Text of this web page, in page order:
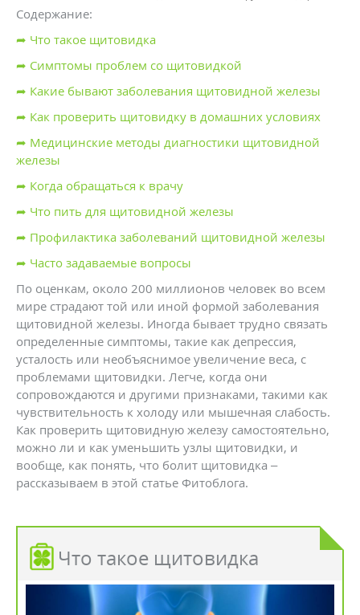
Содержание:
➦ Что такое щитовидка
➦ Симптомы проблем со щитовидкой
➦ Какие бывают заболевания щитовидной железы
➦ Как проверить щитовидку в домашних условиях
➦ Медицинские методы диагностики щитовидной
железы
➦ Когда обращаться к врачу
➦ Что пить для щитовидной железы
➦ Профилактика заболеваний щитовидной железы
➦ Часто задаваемые вопросы
По оценкам, около 200 миллионов человек во всем
мире страдают той или иной формой заболевания
щитовидной железы. Иногда бывает трудно связать
определенные симптомы, такие как депрессия,
усталость или необъяснимое увеличение веса, с
проблемами щитовидки. Легче, когда они
сопровождаются и другими признаками, такими как
чувствительность к холоду или мышечная слабость.
Как проверить щитовидную железу самостоятельно,
можно ли и как уменьшить узлы щитовидки, и
вообще, как понять, что болит щитовидка –
рассказываем в этой статье Фитоблога.
Что такое щитовидка